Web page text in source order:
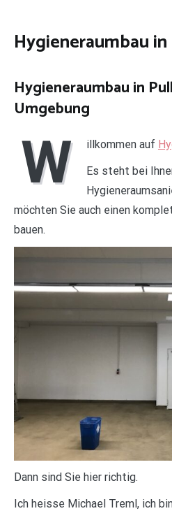
Hygieneraumbau
Hygieneraumbau in
Umgebung
W illkommen auf
Es steht bei
möchten Sie auch einen
bauen.
Dann sind Sie hier richtig.
Ich heisse Michael Treml, ich